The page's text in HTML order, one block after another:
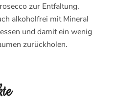
zur Entfaltung.
alkoholfrei mit Mineral
und damit ein wenig
zurückholen.